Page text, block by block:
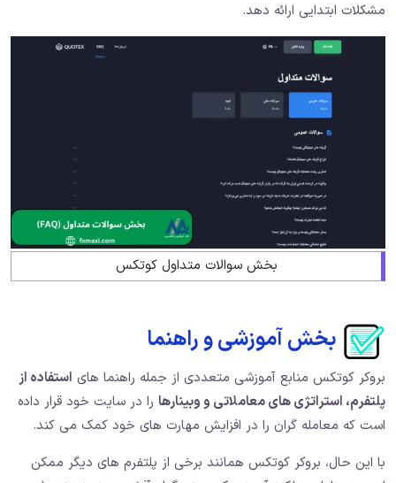
مشکلات ابتدایی ارائه دهد.
بخش سوالات متداول کوتکس
بخش آموزشی و راهنما
بروکر کوتکس منابع آموزشی متعددی از جمله راهنما های استفاده از
پلتفرم، استراتژی های معاملاتی و وبینارها را در سایت خود قرار داده
است که معامله گران را در افزایش مهارت های خود کمک می کند.
با این حال، بروکر کوتکس همانند برخی از پلتفرم های دیگر ممکن